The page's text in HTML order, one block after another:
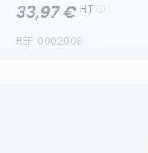
RÉF. 0002008
33,97 € HT